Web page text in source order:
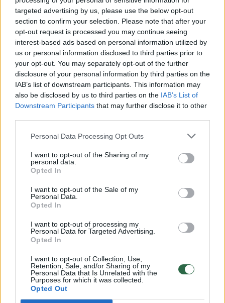
targeted advertising by us, please use the below opt-out
section to confirm your selection. Please note that after your
opt-out request is processed you may continue seeing
interest-based ads based on personal information utilized by
us or personal information disclosed to third parties prior to
your opt-out. You may separately opt-out of the further
disclosure of your personal information by third parties on the
IAB’s list of downstream participants. This information may
also be disclosed by us to third parties on the IAB’s List of
Downstream Participants that may further disclose it to other
Personal Data Processing Opt Outs
I want to opt-out of the Sharing of my
personal data.
Opted In
I want to opt-out of the Sale of my
Personal Data.
Opted In
I want to opt-out of processing my
Personal Data for Targeted Advertising.
Opted In
I want to opt-out of Collection, Use,
Retention, Sale, and/or Sharing of my
Personal Data that Is Unrelated with the
Purposes for which it was collected.
Opted Out
ypač nepagarbiu požiūriu tiek į švietimo
bendruomenę, tiek į tėvus ir visuomenės
gebėjimą mąstyti kritiškai“, – mano LŠDPS.
Susiję straipsniai
Ketvirtadienį vyks
vienuoliktokų informatikos
žinių patikrinimas